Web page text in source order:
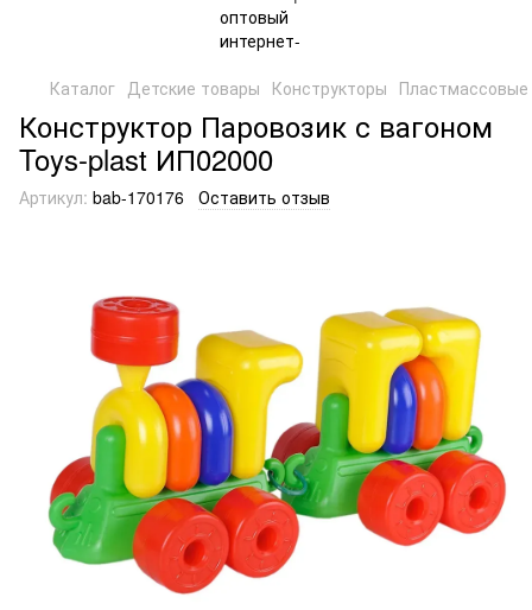
Каталог Детские товары Конструкторы
Конструктор Паровозик с вагоном
Toys-plast ИП02000
Артикул: bab-170176 Оставить отзыв